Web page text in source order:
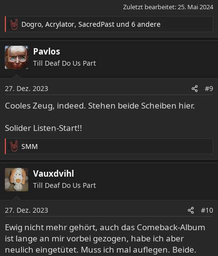
Zuletzt bearbeitet:25. Mai 2024
R
e
a
k
t
n
e
n
Dogro, Acrylator, SacredPast und 6 andere
Pavlos
Till Deaf Do Us Part
27. Dez. 2023 #9
Cooles Zeug, indeed. Stehen beide Scheiben hier.
Solider Listen-Start!!
R
e
a
k
t
n
e
n
:
SMM
Vauxdvihl
Till Deaf Do Us Part
27. Dez. 2023 #10
Ewig nicht mehr gehört, auch das Comeback-Album
ist lange an mir vorbei gezogen, habe ich aber
neulich eingetütet. Muss ich mal auflegen. Beide.